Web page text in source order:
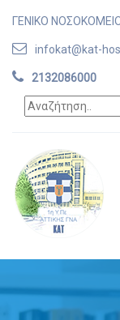
ΓΕΝΙΚΟ
infokat@kat-
2132086000